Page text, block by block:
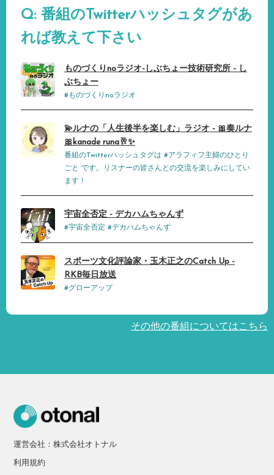
Q: 番組のTwitterハッシュタグがあ
れば教えて下さい
ものづくりnoラジオ-しぶちょー技術研究所 - し
ぶちょー
#ものづくりnoラジオ
💫ルナの「人生後半を楽しむ」ラジオ - 🎀奏ルナ
🎀kanade runa🥂✨
番組のTwitterハッシュタグは #アラフィフ主婦のひとり
ごと です。リスナーの皆さんとの交流を楽しみにしてい
ます！
宇宙全否定 - デカハムちゃんず
#宇宙全否定 #デカハムちゃんず
スポーツ文化評論家・玉木正之のCatch Up -
RKB毎日放送
#グローアップ
その他の番組についてはこちら
運営会社：株式会社オトナル
利用規約